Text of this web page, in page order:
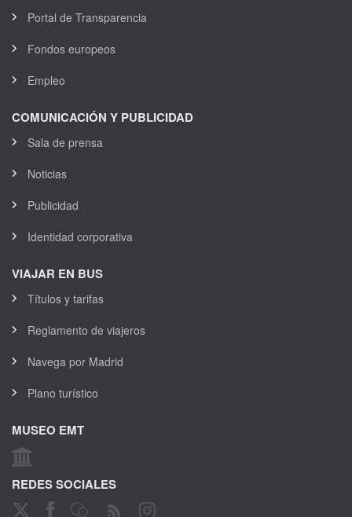
Portal de Transparencia
Fondos europeos
Empleo
COMUNICACIÓN Y PUBLICIDAD
Sala de prensa
Noticias
Publicidad
Identidad corporativa
VIAJAR EN BUS
Títulos y tarifas
Reglamento de viajeros
Navega por Madrid
Plano turístico
MUSEO EMT
REDES SOCIALES